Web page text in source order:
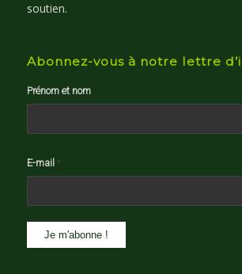
soutien.
Abonnez-vous à notre lettre
Prénom et nom
E-mail *